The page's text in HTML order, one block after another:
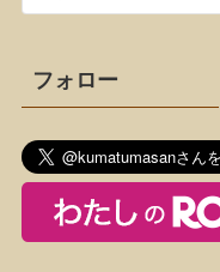
フォロー